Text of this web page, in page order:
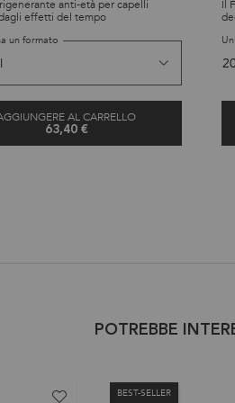
anti-età per capelli
effetti del tempo
un formato
AL CARRELLO
63,40 €
Il
POTREBBE
BEST-SELLER